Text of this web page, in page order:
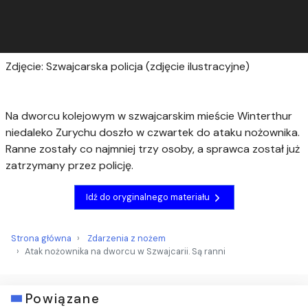
Zdjęcie: Szwajcarska policja (zdjęcie ilustracyjne)
Na dworcu kolejowym w szwajcarskim mieście Winterthur
niedaleko Zurychu doszło w czwartek do ataku nożownika.
Ranne zostały co najmniej trzy osoby, a sprawca został już
zatrzymany przez policję.
Idź do oryginalnego materiału
Strona główna
Zdarzenia z nożem
Atak nożownika na dworcu w Szwajcarii. Są ranni
Powiązane